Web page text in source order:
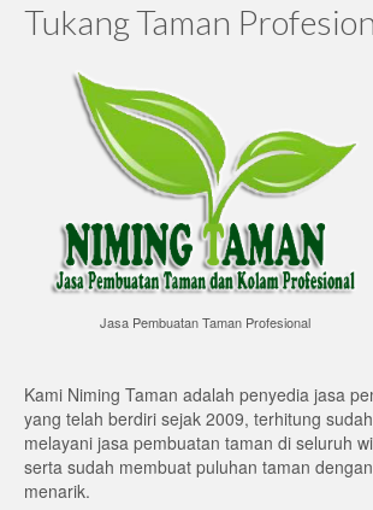
Tukang Taman
Jasa Pembuatan Taman Profesional
Kami Niming Taman adalah penyedia jasa
yang telah berdiri sejak 2009, terhitung
melayani jasa pembuatan taman di seluruh
serta sudah membuat puluhan taman
menarik.